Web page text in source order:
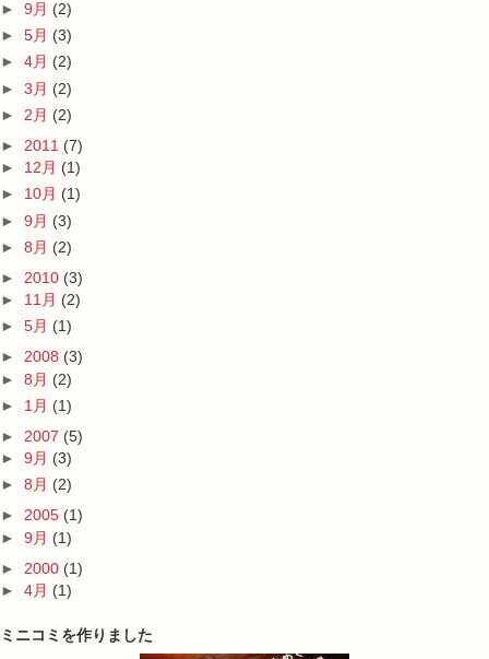
► 9月 (2)
► 5月 (3)
► 4月 (2)
► 3月 (2)
► 2月 (2)
► 2011 (7)
► 12月 (1)
► 10月 (1)
► 9月 (3)
► 8月 (2)
► 2010 (3)
► 11月 (2)
► 5月 (1)
► 2008 (3)
► 8月 (2)
► 1月 (1)
► 2007 (5)
► 9月 (3)
► 8月 (2)
► 2005 (1)
► 9月 (1)
► 2000 (1)
► 4月 (1)
ミニコミを作りました